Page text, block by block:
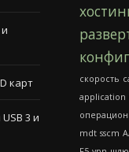
карт
3 и
скорость
application
mdt sscm